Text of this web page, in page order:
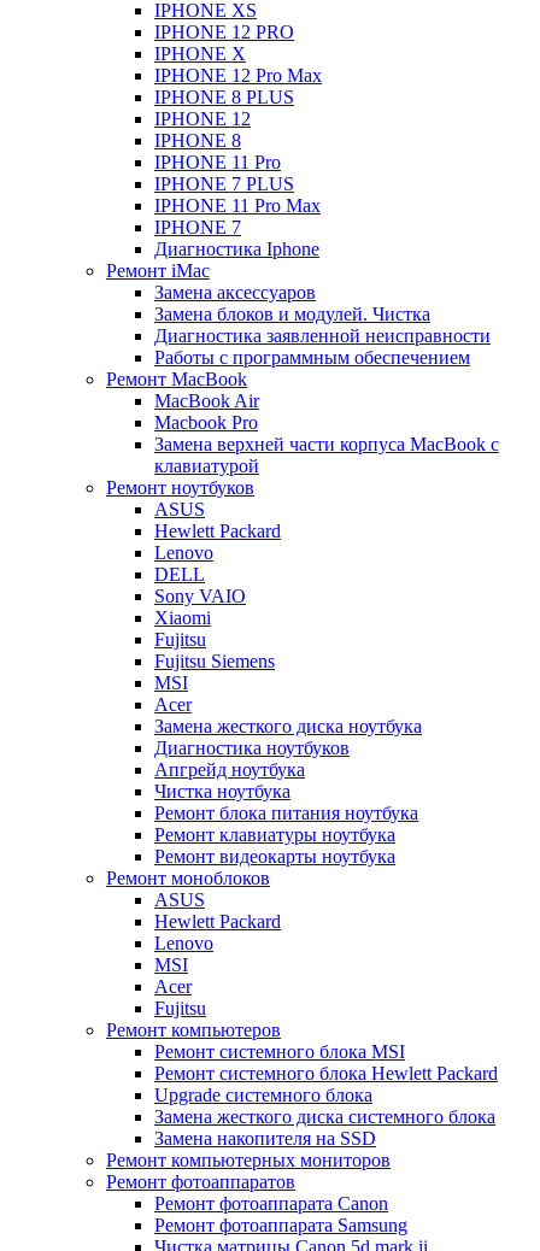
IPHONE XS
IPHONE 12 PRO
IPHONE X
IPHONE 12 Pro Max
IPHONE 8 PLUS
IPHONE 12
IPHONE 8
IPHONE 11 Pro
IPHONE 7 PLUS
IPHONE 11 Pro Max
IPHONE 7
Диагностика Iphone
Ремонт iMac
Замена аксессуаров
Замена блоков и модулей. Чистка
Диагностика заявленной неисправности
Работы с программным обеспечением
Ремонт MacBook
MacBook Air
Macbook Pro
Замена верхней части корпуса MacBook с
клавиатурой
Ремонт ноутбуков
ASUS
Hewlett Packard
Lenovo
DELL
Sony VAIO
Xiaomi
Fujitsu
Fujitsu Siemens
MSI
Acer
Замена жесткого диска ноутбука
Диагностика ноутбуков
Апгрейд ноутбука
Чистка ноутбука
Ремонт блока питания ноутбука
Ремонт клавиатуры ноутбука
Ремонт видеокарты ноутбука
Ремонт моноблоков
ASUS
Hewlett Packard
Lenovo
MSI
Acer
Fujitsu
Ремонт компьютеров
Ремонт системного блока MSI
Ремонт системного блока Hewlett Packard
Upgrade системного блока
Замена жесткого диска системного блока
Замена накопителя на SSD
Ремонт компьютерных мониторов
Ремонт фотоаппаратов
Ремонт фотоаппарата Canon
Ремонт фотоаппарата Samsung
Чистка матрицы Canon 5d mark ii